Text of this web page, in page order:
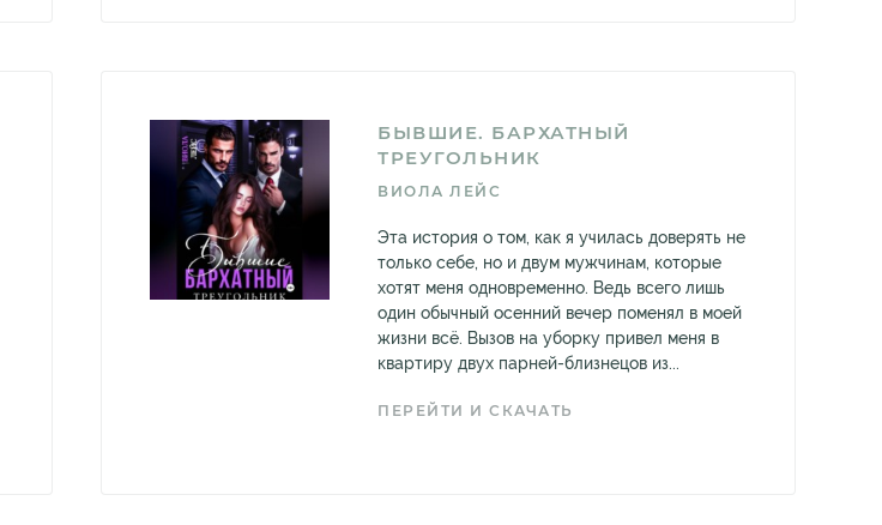
БЫВШИЕ. БАРХАТНЫЙ
ТРЕУГОЛЬНИК
ВИОЛА ЛЕЙС
Эта история о том, как я училась доверять не
только себе, но и двум мужчинам, которые
хотят меня одновременно. Ведь всего лишь
один обычный осенний вечер поменял в моей
жизни всё. Вызов на уборку привел меня в
квартиру двух парней-близнецов из...
ПЕРЕЙТИ И СКАЧАТЬ